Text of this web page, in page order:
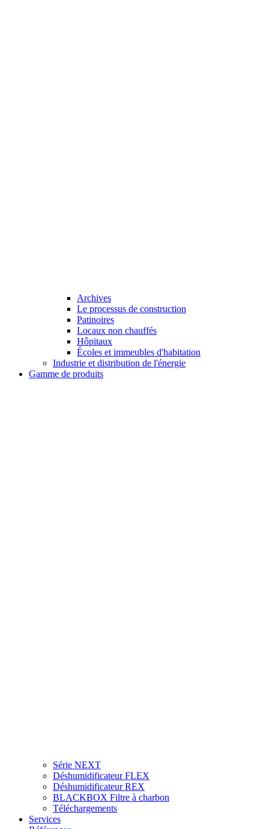
Archives
Le processus de construction
Patinoires
Locaux non chauffés
Hôpitaux
Écoles et immeubles d'habitation
Industrie et distribution de l'énergie
Gamme de produits
Série NEXT
Déshumidificateur FLEX
Déshumidificateur REX
BLACKBOX Filtre à charbon
Téléchargements
Services